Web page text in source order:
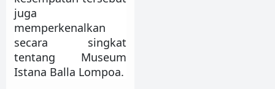
juga
memperkenalkan
secara singkat
tentang Museum
Istana Balla Lompoa.